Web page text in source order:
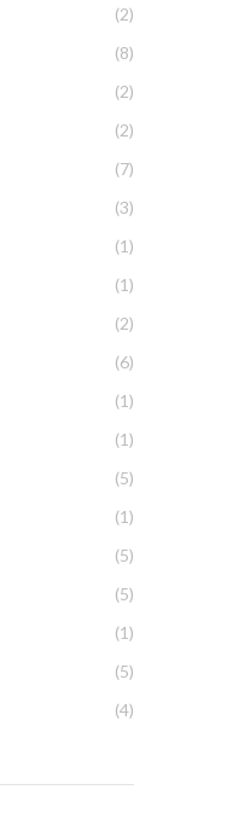
(2)
(8)
(2)
(2)
(7)
(3)
(1)
(1)
(2)
(6)
(1)
(1)
(5)
(1)
(5)
(5)
(1)
(5)
(4)